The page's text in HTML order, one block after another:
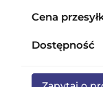
Cena
Dostępność